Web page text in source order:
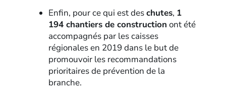
Enfin, pour ce qui est deschutes, 1
194 chantiers de construction ont été
accompagnés par les caisses
régionales en 2019 dans le but de
promouvoir les recommandations
prioritaires de prévention de la
branche.